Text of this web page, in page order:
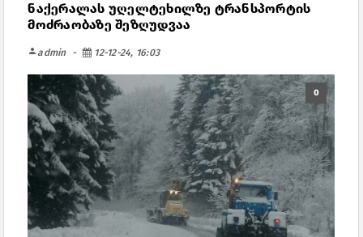
ნაქერალას უღელტეხილზე ტრანსპორტის
მოძრაობაზე შეზღუდვაა
person admin 12-12-24, 16:03
0